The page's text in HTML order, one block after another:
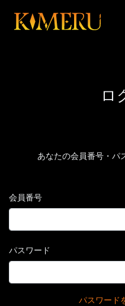
ロ
あなたの会員番号・パ
会員番号
パスワード
パスワード